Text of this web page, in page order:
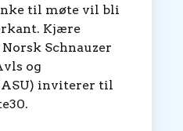
til møte vil bli
Kjære
Schnauzer
og
inviterer til